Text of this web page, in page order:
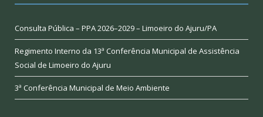
Consulta Pública – PPA 2026–2029 – Limoeiro do Ajuru/PA
Regimento Interno da 13ª Conferência Municipal de Assistência
Social de Limoeiro do Ajuru
3ª Conferência Municipal de Meio Ambiente